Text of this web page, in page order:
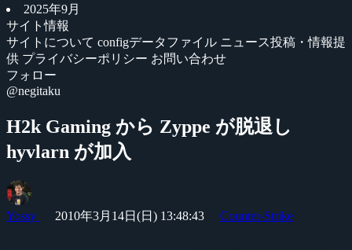
2025年9月
サイト情報
サイトについて configデータファイル ニュース投稿・情報提
供 プライバシーポリシー お問い合わせ
フォロー
@negitaku
H2k Gaming から Zyppe が脱退し
hyvlarn が加入
Yossy 2010年3月14日(日) 13:48:43 Counter-Strike